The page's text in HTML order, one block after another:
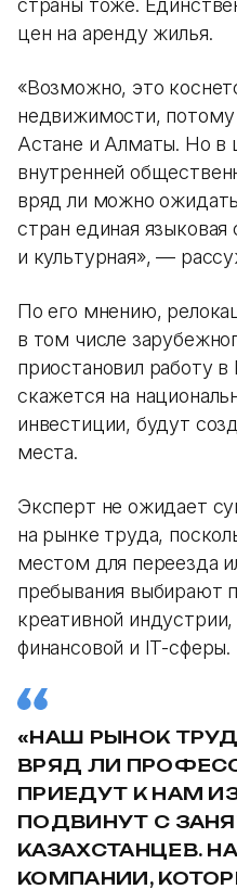
цен на аренду жилья.
«Возможно, это
недвижимости,
Астане и Алматы. Но в
внутренней
вряд ли можно
стран единая
и культурная», —
По его мнению,
в том числе
приостановил работу
скажется на
инвестиции, будут
места.
Эксперт не ожидает
на рынке труда,
местом для переезда
пребывания выбирают
креативной
финансовой и IT-сферы.
«НАШ РЫНОК
ВРЯД ЛИ
ПРИЕДУТ К НАМ
ПОДВИНУТ С
КАЗАХСТАНЦЕВ.
КОМПАНИИ,